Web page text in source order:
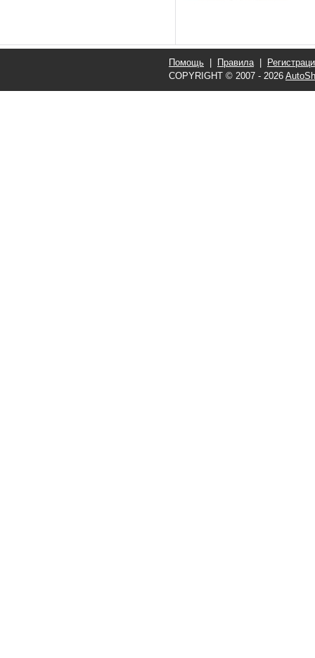
Помощь Правила|
COPYRIGHT © 2007 - 2026